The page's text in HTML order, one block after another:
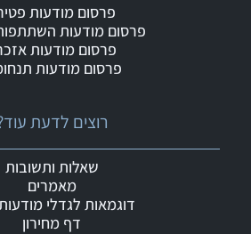
רוצים לדעת
שאלות ותשובות
מאמרים
דוגמאות לגדלי
דף מחירון
פרסום מודעות
פרסום מודעות
פרסום מודעות
פרסום מודעות